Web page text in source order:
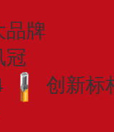
品牌
冠
创新标